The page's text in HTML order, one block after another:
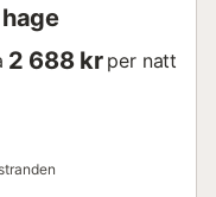
2 688 kr per natt